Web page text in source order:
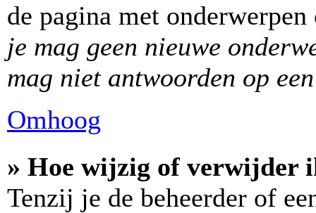
de pagina met
je mag geen nieuwe
mag niet antwoorden op
Omhoog
» Hoe wijzig of verwijder
Tenzij je de beheerder of